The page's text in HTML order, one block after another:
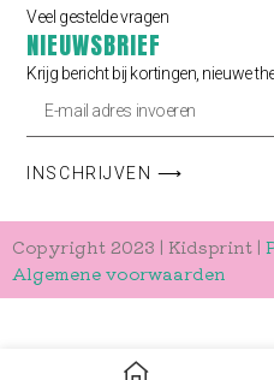
Veel gestelde vragen
NIEUWSBRIEF
Krijg bericht bij kortingen, nieuwe
INSCHRIJVEN ⟶
Copyright 2023 | Kidsprint |
Algemene voorwaarden
Behangcirkel | Vogel